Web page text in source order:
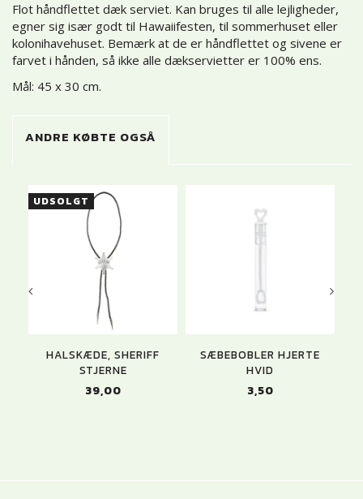
Flot håndflettet dæk serviet. Kan bruges til alle lejligheder,
egner sig især godt til Hawaiifesten, til sommerhuset eller
kolonihavehuset. Bemærk at de er håndflettet og sivene er
farvet i hånden, så ikke alle dækservietter er 100% ens.
Mål: 45 x 30 cm.
ANDRE KØBTE OGSÅ
UDSOLGT
HALSKÆDE, SHERIFF
STJERNE
39,00
SÆBEBOBLER HJERTE
HVID
3,50